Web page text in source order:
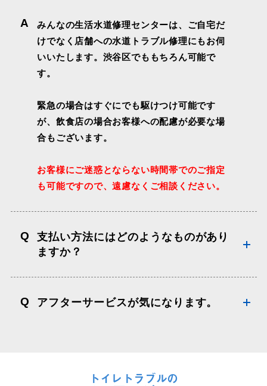
A
みんなの生活水道修理センターは、ご自宅だ
けでなく店舗への水道トラブル修理にもお伺
いいたします。渋谷区でももちろん可能で
す。
緊急の場合はすぐにでも駆けつけ可能です
が、飲食店の場合お客様への配慮が必要な場
合もございます。
お客様にご迷惑とならない時間帯でのご指定
も可能ですので、遠慮なくご相談ください。
Q
支払い方法にはどのようなものがあり
ますか？
Q アフターサービスが気になります。
トイレトラブルの